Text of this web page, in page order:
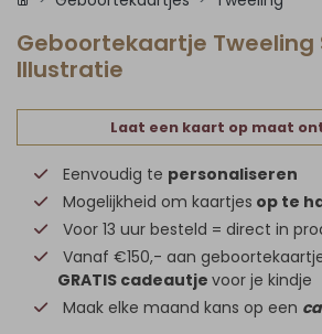
Geboortekaartje Tweeling
Illustratie
Laat een kaart op maat
Eenvoudig te personaliseren
Mogelijkheid om kaartjes op te
Voor 13 uur besteld = direct in
Vanaf €150,- aan
GRATIS cadeautje voor je kindje
Maak elke maand kans op een